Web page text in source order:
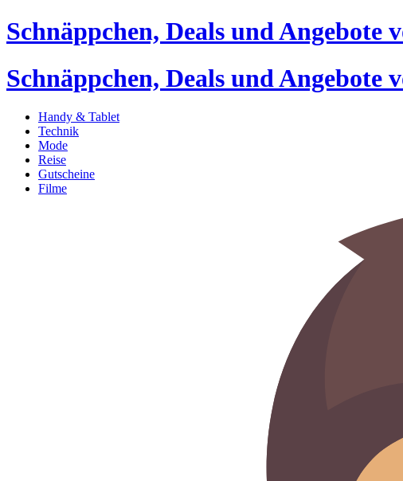
Schnäppchen, Deals und Angebote
Schnäppchen, Deals und Angebote
Handy & Tablet
Technik
Mode
Reise
Gutscheine
Filme